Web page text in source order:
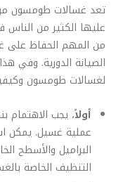
تعد غسالات طومسون من
عليها الكثير من الناس
من المهم الحفاظ على
الصيانة الدورية. وفي
لغسالات طومسون
أولاً، يجب الاهتمام
عملية غسيل. يمكن
البراميل والأسطح
التنظيف الخاصة